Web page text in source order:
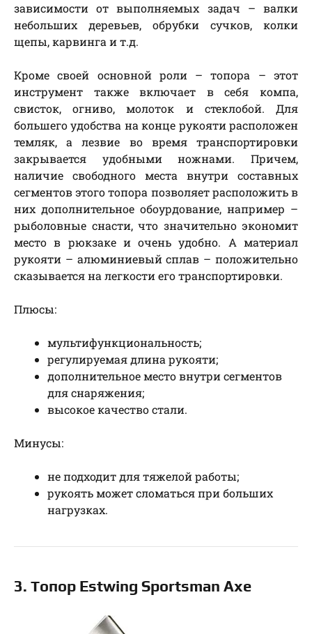
зависимости от выполняемых задач – валки
небольших деревьев, обрубки сучков, колки
щепы, карвинга и т.д.
Кроме своей основной роли – топора – этот
инструмент также включает в себя компа,
свисток, огниво, молоток и стеклобой. Для
большего удобства на конце рукояти расположен
темляк, а лезвие во время транспортировки
закрывается удобными ножнами. Причем,
наличие свободного места внутри составных
сегментов этого топора позволяет расположить в
них дополнительное обоурдование, например –
рыболовные снасти, что значительно экономит
место в рюкзаке и очень удобно. А материал
рукояти – алюминиевый сплав – положительно
сказывается на легкости его транспортировки.
Плюсы:
мультифункциональность;
регулируемая длина рукояти;
дополнительное место внутри сегментов
для снаряжения;
высокое качество стали.
Минусы:
не подходит для тяжелой работы;
рукоять может сломаться при больших
нагрузках.
3. Топор Estwing Sportsman Axe